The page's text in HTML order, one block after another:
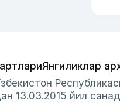
Янгиликлар
13.03.2015 йил